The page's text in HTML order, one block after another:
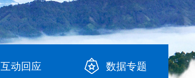
互动回应 数据专题